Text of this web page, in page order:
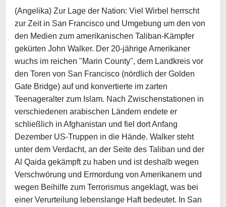
(Angelika) Zur Lage der Nation: Viel Wirbel herrscht
zur Zeit in San Francisco und Umgebung um den von
den Medien zum amerikanischen Taliban-Kämpfer
gekürten John Walker. Der 20-jährige Amerikaner
wuchs im reichen "Marin County", dem Landkreis vor
den Toren von San Francisco (nördlich der Golden
Gate Bridge) auf und konvertierte im zarten
Teenageralter zum Islam. Nach Zwischenstationen in
verschiedenen arabischen Ländern endete er
schließlich in Afghanistan und fiel dort Anfang
Dezember US-Truppen in die Hände. Walker steht
unter dem Verdacht, an der Seite des Taliban und der
Al Qaida gekämpft zu haben und ist deshalb wegen
Verschwörung und Ermordung von Amerikanern und
wegen Beihilfe zum Terrorismus angeklagt, was bei
einer Verurteilung lebenslange Haft bedeutet. In San